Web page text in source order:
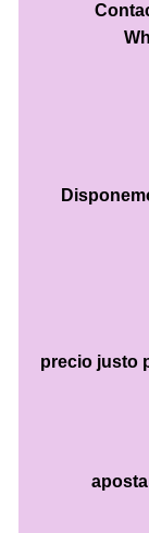
precio justo